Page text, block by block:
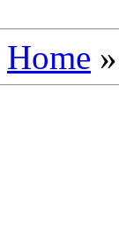
Home